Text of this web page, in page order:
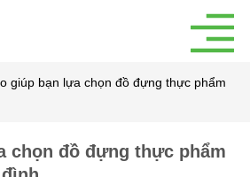
giúp bạn lựa chọn đồ đựng thực phẩm
chọn đồ đựng thực phẩm